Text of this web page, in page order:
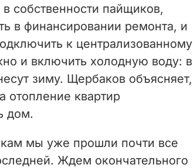
собственности пайщиков,
в финансировании ремонта, и
к централизованному
и включить холодную воду: в
зиму. Щербаков объясняет,
отопление квартир
дом.
мы уже прошли почти все
Ждем окончательного